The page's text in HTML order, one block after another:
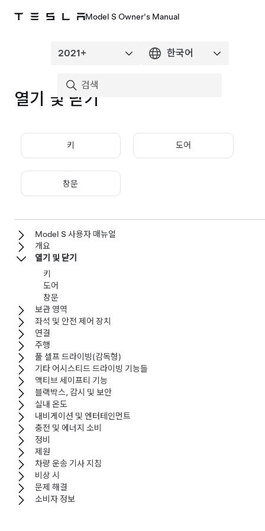
Model S Owner's Manual
열기 및 닫기
키 도어
창문
Model S 사용자 매뉴얼
개요
열기 및 닫기
키
도어
창문
보관 영역
좌석 및 안전 제어 장치
연결
주행
풀 셀프 드라이빙(감독형)
기타 어시스티드 드라이빙 기능들
액티브 세이프티 기능
블랙박스, 감시 및 보안
실내 온도
내비게이션 및 엔터테인먼트
충전 및 에너지 소비
정비
제원
차량 운송 기사 지침
비상 시
문제 해결
소비자 정보